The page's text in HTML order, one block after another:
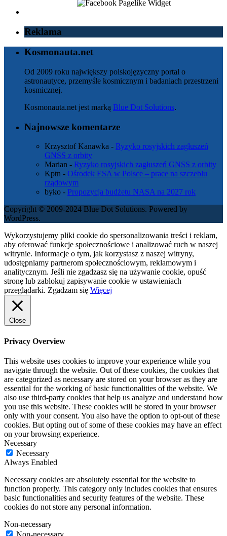
Reklama
Kosmonauta.net
Od 2009 roku największy polskojęzyczny portal o
astronautyce, przemyśle kosmicznym i badaniach przestrzeni
kosmicznej.
Kosmonauta.net jest marką Blue Dot Solutions.
Najnowsze komentarze
Krzysztof Kanawka - Ryzyko rosyjskich zagłuszeń
GNSS z orbity
Marian - Ryzyko rosyjskich zagłuszeń GNSS z orbity
Kptn - Ośrodek ESA w Polsce – prace na szczeblu
rządowym
byko - Propozycja budżetu NASA na 2027 rok
Copyright © 2009-2024 Blue Dot Solutions. Powered by
WordPress.
Wykorzystujemy pliki cookie do spersonalizowania treści i reklam,
aby oferować funkcje społecznościowe i analizować ruch w naszej
witrynie. Informacje o tym, jak korzystasz z naszej witryny,
udostępniamy partnerom społecznościowym, reklamowym i
analitycznym. Jeśli nie zgadzasz się na używanie cookie, opuść
stronę lub zablokuj zapisywanie cookie w ustawieniach
przeglądarki. Zgadzam się Więcej
Close
Privacy Overview
This website uses cookies to improve your experience while you
navigate through the website. Out of these cookies, the cookies that
are categorized as necessary are stored on your browser as they are
essential for the working of basic functionalities of the website. We
also use third-party cookies that help us analyze and understand how
you use this website. These cookies will be stored in your browser
only with your consent. You also have the option to opt-out of these
cookies. But opting out of some of these cookies may have an effect
on your browsing experience.
Necessary
Necessary
Always Enabled
Necessary cookies are absolutely essential for the website to
function properly. This category only includes cookies that ensures
basic functionalities and security features of the website. These
cookies do not store any personal information.
Non-necessary
Non-necessary